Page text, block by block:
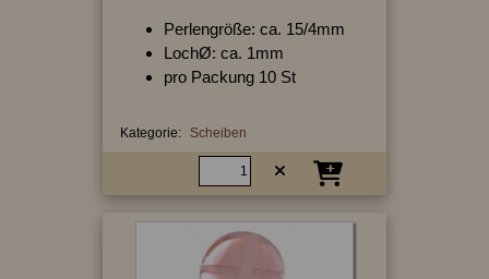
Perlengröße: ca. 15/4mm
LochØ: ca. 1mm
pro Packung 10 St
Kategorie: Scheiben